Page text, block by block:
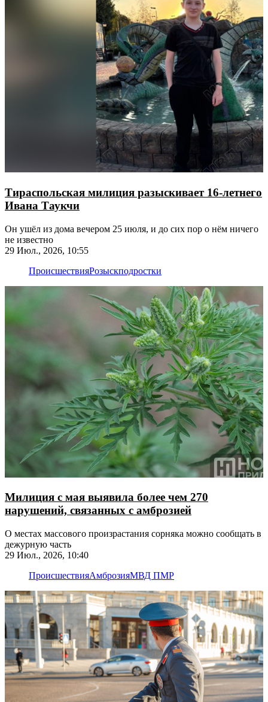
Тираспольская милиция разыскивает 16-летнего
Ивана Таукчи
Он ушёл из дома вечером 25 июля, и до сих пор о нём ничего
не известно
29 Июл., 2026, 10:55
ПроисшествияРозыскподростки
Милиция с мая выявила более чем 270
нарушений, связанных с амброзией
О местах массового произрастания сорняка можно сообщать в
дежурную часть
29 Июл., 2026, 10:40
ПроисшествияАмброзияМВД ПМР